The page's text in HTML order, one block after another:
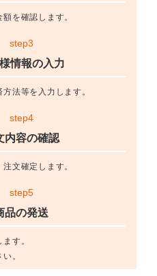
を確認します。
step3
情報の入力
法等を入力します。
step4
内容の確認
文確定します。
step5
品の発送
す。
。